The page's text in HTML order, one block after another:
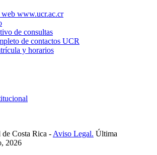
www.ucr.ac.cr
de consultas
de contactos UCR
y horarios
Costa Rica - Aviso Legal. Última
2026